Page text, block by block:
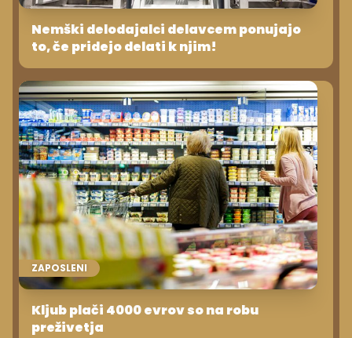
Nemški delodajalci delavcem ponujajo
to, če pridejo delati k njim!
ZAPOSLENI
Kljub plači 4000 evrov so na robu
preživetja